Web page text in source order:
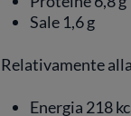
Sale 1,6 g
Relativamente alla
Energia 218